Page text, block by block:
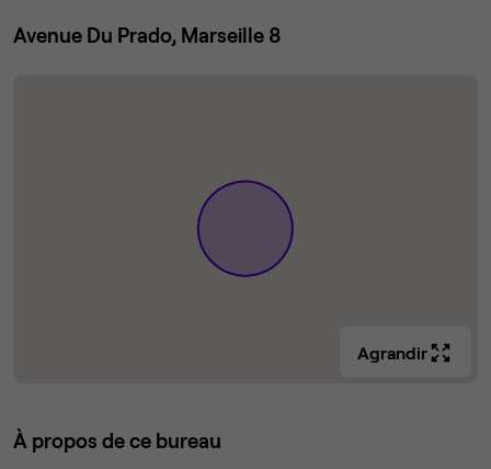
Avenue Du Prado, Marseille 8
Agrandir
À propos de ce bureau